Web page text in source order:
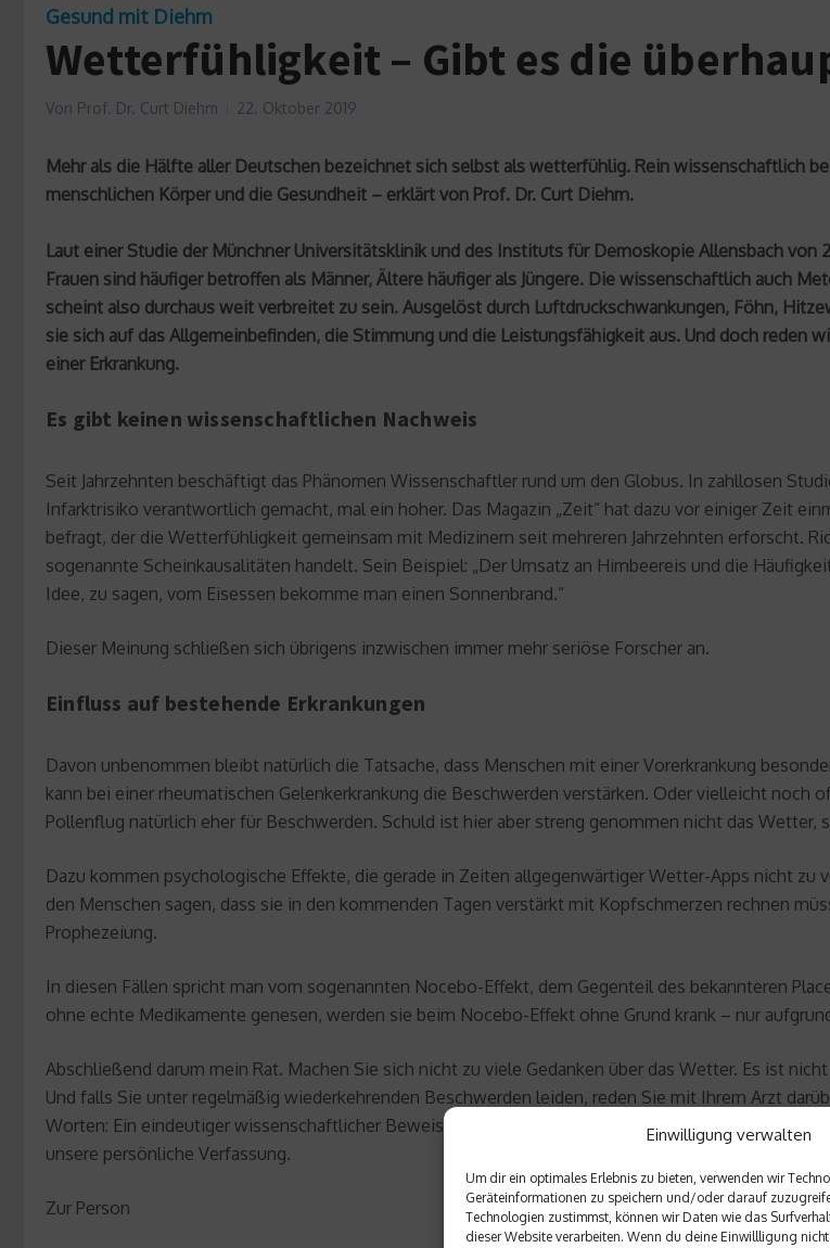
Einwilligung verwalten
Um dir ein optimales Erlebnis zu bieten, verwenden wir
Geräteinformationen zu speichern und/oder darauf
Technologien zustimmst, können wir Daten wie das
dieser Website verarbeiten. Wenn du deine Einwillligung
Gesund mit Diehm
Wetterfühligkeit – Gibt es die
Von Prof. Dr. Curt Diehm 22. Oktober 2019
Mehr als die Hälfte aller Deutschen bezeichnet sich selbst als wetterfühlig. Rein wissenschaftlich
menschlichen Körper und die Gesundheit – erklärt von Prof. Dr. Curt Diehm.
Laut einer Studie der Münchner Universitätsklinik und des Instituts für Demoskopie Allensbach
Frauen sind häufiger betroffen als Männer, Ältere häufiger als Jüngere. Die wissenschaftlich auch
scheint also durchaus weit verbreitet zu sein. Ausgelöst durch Luftdruckschwankungen, Föhn,
sie sich auf das Allgemeinbefinden, die Stimmung und die Leistungsfähigkeit aus. Und doch
einer Erkrankung.
Es gibt keinen wissenschaftlichen Nachweis
Seit Jahrzehnten beschäftigt das Phänomen Wissenschaftler rund um den Globus. In zahllosen
Infarktrisiko verantwortlich gemacht, mal ein hoher. Das Magazin „Zeit“ hat dazu vor einiger Zeit
befragt, der die Wetterfühligkeit gemeinsam mit Medizinern seit mehreren Jahrzehnten erforscht.
sogenannte Scheinkausalitäten handelt. Sein Beispiel: „Der Umsatz an Himbeereis und die
Idee, zu sagen, vom Eisessen bekomme man einen Sonnenbrand.“
Dieser Meinung schließen sich übrigens inzwischen immer mehr seriöse Forscher an.
Einfluss auf bestehende Erkrankungen
Davon unbenommen bleibt natürlich die Tatsache, dass Menschen mit einer Vorerkrankung
kann bei einer rheumatischen Gelenkerkrankung die Beschwerden verstärken. Oder vielleicht
Pollenflug natürlich eher für Beschwerden. Schuld ist hier aber streng genommen nicht das Wetter,
Dazu kommen psychologische Effekte, die gerade in Zeiten allgegenwärtiger Wetter-Apps nicht
den Menschen sagen, dass sie in den kommenden Tagen verstärkt mit Kopfschmerzen rechnen
Prophezeiung.
In diesen Fällen spricht man vom sogenannten Nocebo-Effekt, dem Gegenteil des bekannteren
ohne echte Medikamente genesen, werden sie beim Nocebo-Effekt ohne Grund krank – nur
Abschließend darum mein Rat. Machen Sie sich nicht zu viele Gedanken über das Wetter. Es ist
Und falls Sie unter regelmäßig wiederkehrenden Beschwerden leiden, reden Sie mit Ihrem Arzt
Worten: Ein eindeutiger wissenschaftlicher Beweis für die Existenz von Wetterfühligkeit steht bis
unsere persönliche Verfassung.
Zur Person